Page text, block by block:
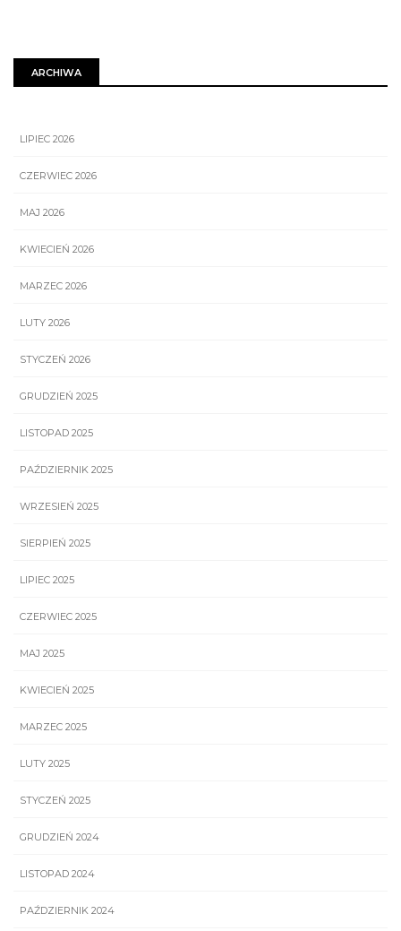
ARCHIWA
LIPIEC 2026
CZERWIEC 2026
MAJ 2026
KWIECIEŃ 2026
MARZEC 2026
LUTY 2026
STYCZEŃ 2026
GRUDZIEŃ 2025
LISTOPAD 2025
PAŹDZIERNIK 2025
WRZESIEŃ 2025
SIERPIEŃ 2025
LIPIEC 2025
CZERWIEC 2025
MAJ 2025
KWIECIEŃ 2025
MARZEC 2025
LUTY 2025
STYCZEŃ 2025
GRUDZIEŃ 2024
LISTOPAD 2024
PAŹDZIERNIK 2024